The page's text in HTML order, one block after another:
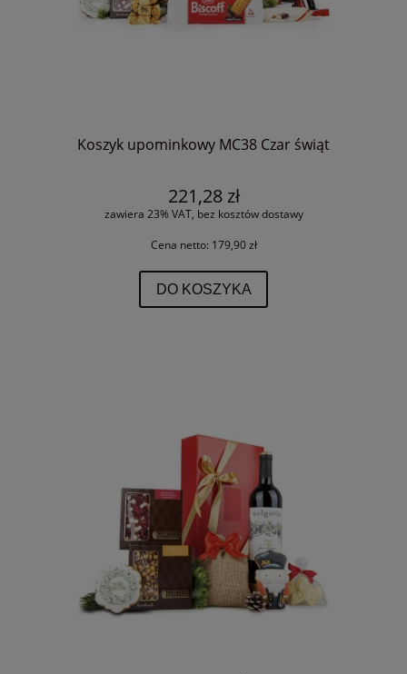
Koszyk upominkowy MC38 Czar świąt
221,28 zł
zawiera 23% VAT, bez kosztów dostawy
Cena netto: 179,90 zł
DO KOSZYKA